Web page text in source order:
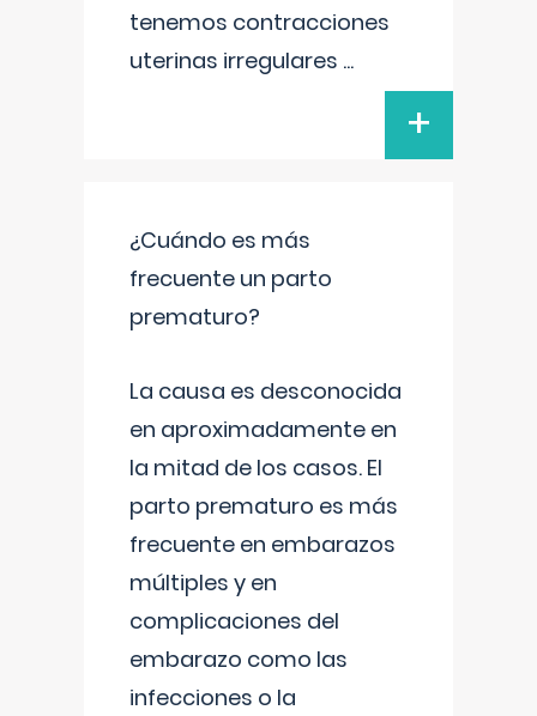
tenemos contracciones
uterinas irregulares ...
+
¿Cuándo es más
frecuente un parto
prematuro?
La causa es desconocida
en aproximadamente en
la mitad de los casos. El
parto prematuro es más
frecuente en embarazos
múltiples y en
complicaciones del
embarazo como las
infecciones o la